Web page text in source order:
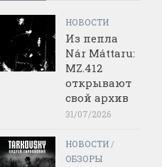
НОВОСТИ
Из пепла
Nár Máttaru:
MZ.412
открывают
свой архив
31/07/2026
НОВОСТИ /
ОБЗОРЫ